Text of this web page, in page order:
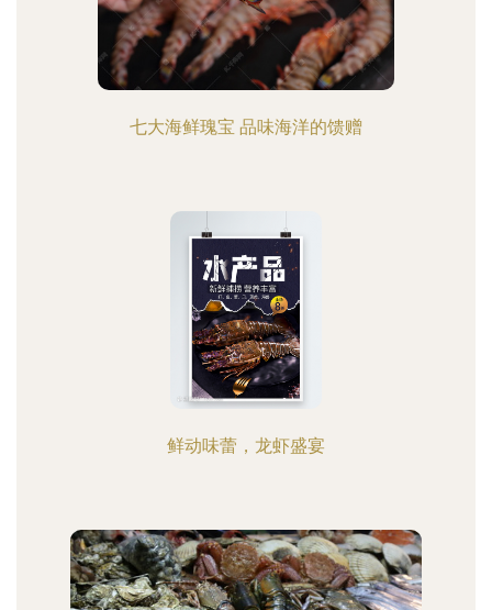
七大海鲜瑰宝 品味海洋的馈赠
鲜动味蕾，龙虾盛宴